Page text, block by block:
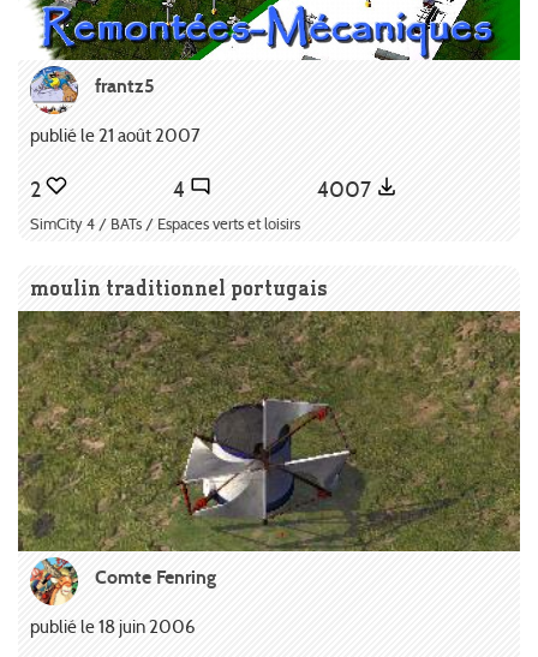
frantz5
publié le 21 août 2007
2 4 4007
SimCity 4 / BATs / Espaces verts et loisirs
moulin traditionnel portugais
Comte Fenring
publié le 18 juin 2006